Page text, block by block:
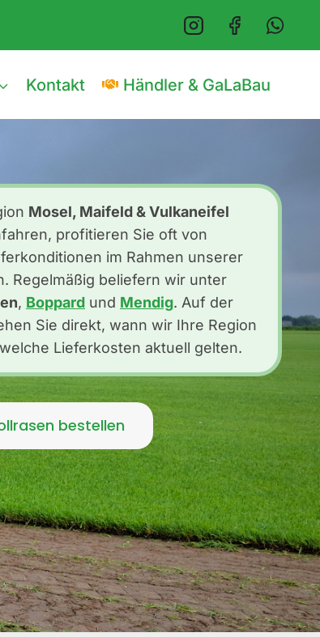
Kontakt Händler & GaLaBau
Mosel, Maifeld & Vulkaneifel
profitieren Sie oft von
im Rahmen unserer
Regelmäßig beliefern wir unter
, Boppard und Mendig. Auf der
Sie direkt, wann wir Ihre Region
Lieferkosten aktuell gelten.
bestellen